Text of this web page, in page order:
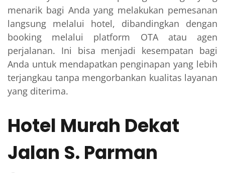
menarik bagi Anda yang melakukan pemesanan
langsung melalui hotel, dibandingkan dengan
booking melalui platform OTA atau agen
perjalanan. Ini bisa menjadi kesempatan bagi
Anda untuk mendapatkan penginapan yang lebih
terjangkau tanpa mengorbankan kualitas layanan
yang diterima.
Hotel Murah Dekat
Jalan S. Parman